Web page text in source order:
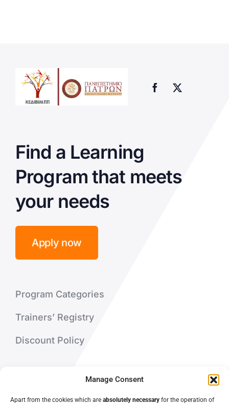
Manage Consent
Apart from the cookies which are absolutely necessary for the operation of
Find a Learning
Program that meets
your needs
Apply now
Program Categories
Trainers’ Registry
Discount Policy
Contact Us